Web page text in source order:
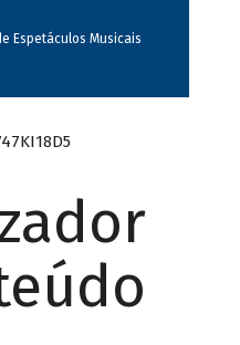
Espetáculos Musicais